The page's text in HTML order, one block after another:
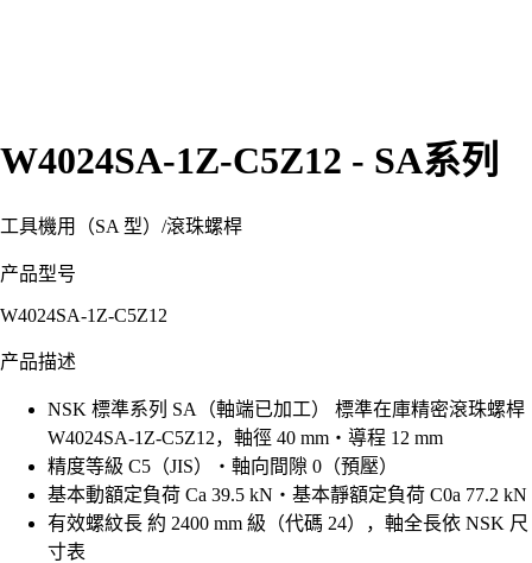
W4024SA-1Z-C5Z12 - SA系列
工具機用（SA 型） /滾珠螺桿
产品型号
W4024SA-1Z-C5Z12
产品描述
NSK 標準系列 SA（軸端已加工） 標準在庫精密滾珠螺桿
W4024SA-1Z-C5Z12，軸徑 40 mm・導程 12 mm
精度等級 C5（JIS）・軸向間隙 0（預壓）
基本動額定負荷 Ca 39.5 kN・基本靜額定負荷 C0a 77.2 kN
有效螺紋長 約 2400 mm 級（代碼 24），軸全長依 NSK 尺
寸表